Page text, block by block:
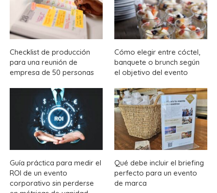
Checklist de producción
para una reunión de
empresa de 50 personas
Cómo elegir entre cóctel,
banquete o brunch según
el objetivo del evento
Guía práctica para medir el
ROI de un evento
corporativo sin perderse
Qué debe incluir el briefing
perfecto para un evento
de marca